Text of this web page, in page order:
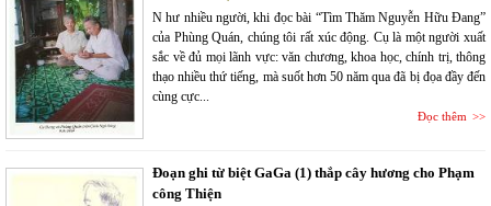
N hư nhiều người, khi đọc bài “Tìm Thăm Nguyễn Hữu Đang”
của Phùng Quán, chúng tôi rất xúc động. Cụ là một người xuất
sắc về đủ mọi lãnh vực: văn chương, khoa học, chính trị, thông
thạo nhiều thứ tiếng, mà suốt hơn 50 năm qua đã bị đọa đầy đến
cùng cực...
Đọc thêm
Đoạn ghi từ biệt GaGa (1) thắp cây hương cho Phạm
công Thiện